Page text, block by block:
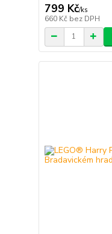
799 Kč/ks
660 Kč bez DPH